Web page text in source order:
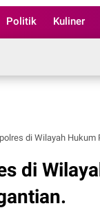
Politik Kuliner
di Wilayah
di